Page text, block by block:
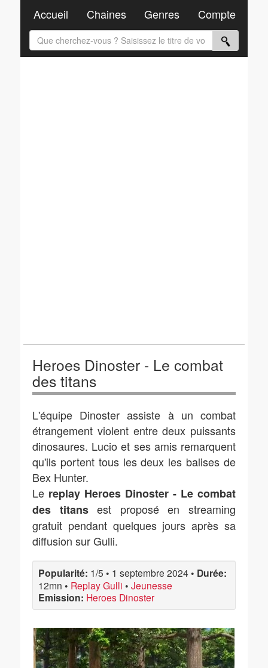
Heroes Dinoster - Le combat
des titans
L'équipe Dinoster assiste à un combat
étrangement violent entre deux puissants
dinosaures. Lucio et ses amis remarquent
qu'ils portent tous les deux les balises de
Bex Hunter.
Le replay Heroes Dinoster - Le combat
des titansest proposé en streaming
gratuit pendant quelques jours après sa
diffusion sur Gulli.
Popularité: 1/5 • 1 septembre 2024 • Durée:
12mn • Replay Gulli • Jeunesse
Emission: Heroes Dinoster
Accueil Chaines Genres Compte